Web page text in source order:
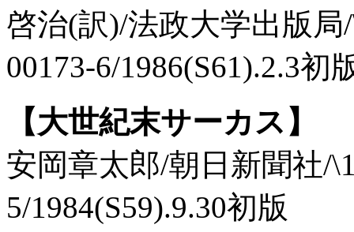
啓治(訳)/法政大学出版局
00173-6/1986(S61).2.3初
【大世紀末サーカス】
安岡章太郎/朝日新聞社/
5/1984(S59).9.30初版